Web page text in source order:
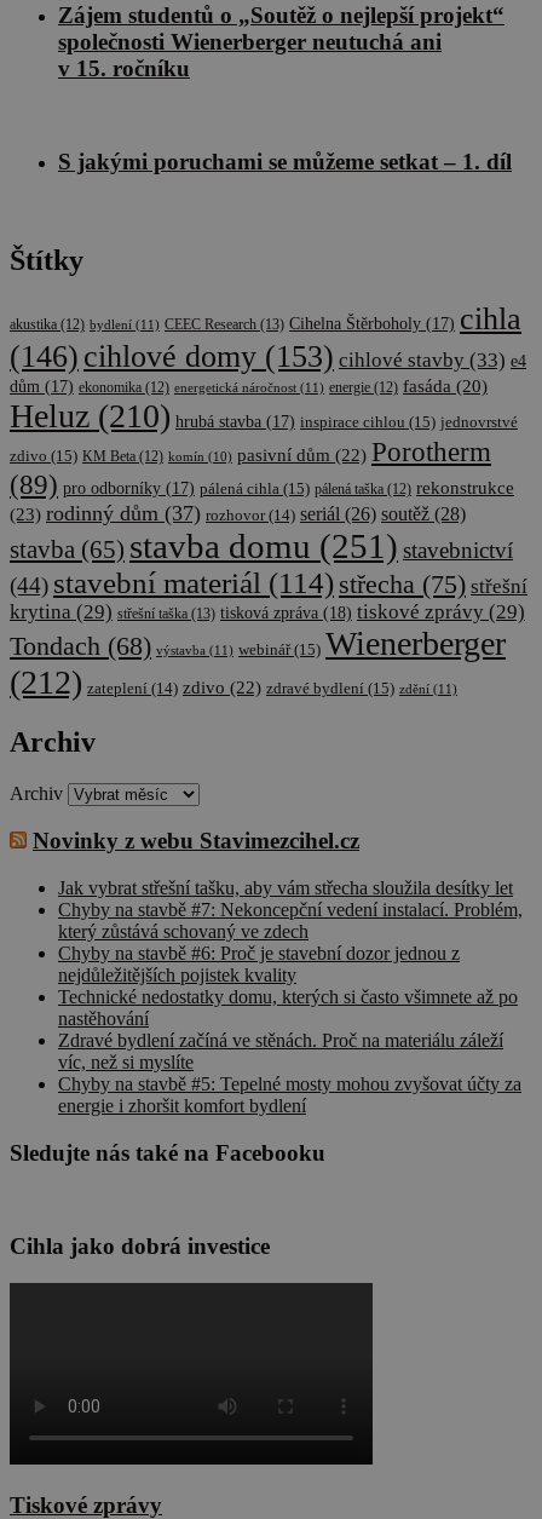
Zájem studentů o „Soutěž o nejlepší projekt“
společnosti Wienerberger neutuchá ani
v 15. ročníku
S jakými poruchami se můžeme setkat – 1. díl
Štítky
akustika (12) bydlení (11) CEEC Research (13) Cihelna Štěrboholy (17) cihla
(146) cihlové domy (153) cihlové stavby (33) e4
dům (17) ekonomika (12) energetická náročnost (11) energie (12) fasáda (20)
Heluz (210) hrubá stavba (17) inspirace cihlou (15) jednovrstvé
zdivo (15) KM Beta (12) komín (10) pasivní dům (22) Porotherm
(89) pro odborníky (17) pálená cihla (15) pálená taška (12) rekonstrukce
(23) rodinný dům (37) rozhovor(14) seriál (26) soutěž (28)
stavba (65) stavba domu (251) stavebnictví
(44) stavební materiál (114) střecha (75) střešní
krytina (29) střešní taška (13) tisková zpráva (18) tiskové zprávy (29)
Tondach (68) výstavba (11) webinář(15) Wienerberger
(212) zateplení (14) zdivo (22) zdravé bydlení (15) zdění (11)
Archiv
Archiv
Novinky z webu Stavimezcihel.cz
Jak vybrat střešní tašku, aby vám střecha sloužila desítky let
Chyby na stavbě #7: Nekoncepční vedení instalací. Problém,
který zůstává schovaný ve zdech
Chyby na stavbě #6: Proč je stavební dozor jednou z
nejdůležitějších pojistek kvality
Technické nedostatky domu, kterých si často všimnete až po
nastěhování
Zdravé bydlení začíná ve stěnách. Proč na materiálu záleží
víc, než si myslíte
Chyby na stavbě #5: Tepelné mosty mohou zvyšovat účty za
energie i zhoršit komfort bydlení
Sledujte nás také na Facebooku
Cihla jako dobrá investice
Tiskové zprávy